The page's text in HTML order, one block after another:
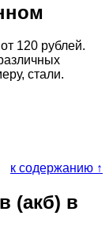
120 рублей.
стали.
к содержанию ↑
(акб) в